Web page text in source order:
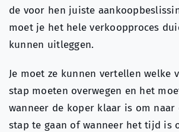
de voor hen juiste
moet je het hele verkoopproces
kunnen uitleggen.
Je moet ze kunnen vertellen welke
stap moeten overwegen en het
wanneer de koper klaar is om naar
stap te gaan of wanneer het tijd is